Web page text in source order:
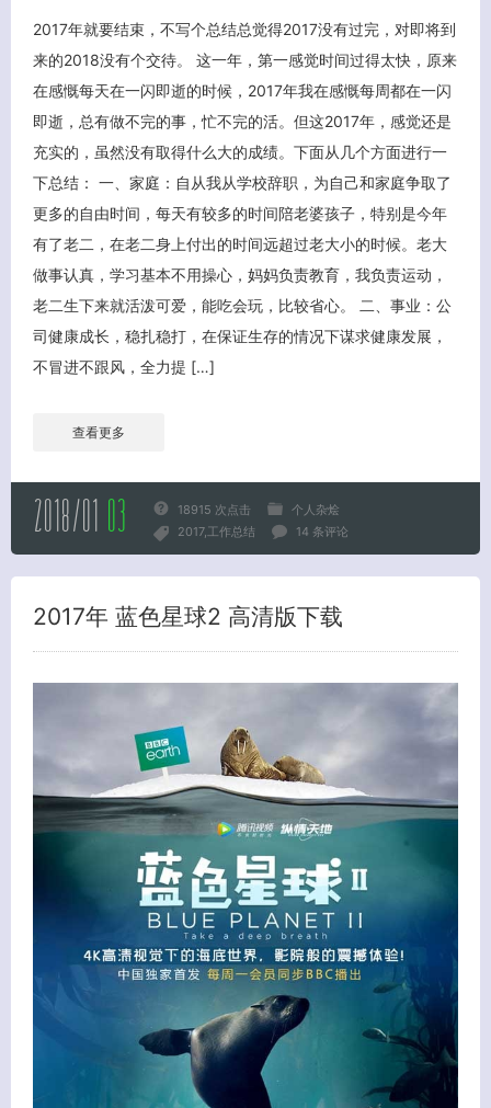
2017年就要结束，不写个总结总觉得2017没有过完，对即将到
来的2018没有个交待。 这一年，第一感觉时间过得太快，原来
在感慨每天在一闪即逝的时候，2017年我在感慨每周都在一闪
即逝，总有做不完的事，忙不完的活。但这2017年，感觉还是
充实的，虽然没有取得什么大的成绩。下面从几个方面进行一
下总结： 一、家庭：自从我从学校辞职，为自己和家庭争取了
更多的自由时间，每天有较多的时间陪老婆孩子，特别是今年
有了老二，在老二身上付出的时间远超过老大小的时候。老大
做事认真，学习基本不用操心，妈妈负责教育，我负责运动，
老二生下来就活泼可爱，能吃会玩，比较省心。 二、事业：公
司健康成长，稳扎稳打，在保证生存的情况下谋求健康发展，
不冒进不跟风，全力提 […]
查看更多
2018/01 03 18915 次点击
个人杂烩
2017 工作总结 14 条评论
2017年 蓝色星球2 高清版下载
客服小美